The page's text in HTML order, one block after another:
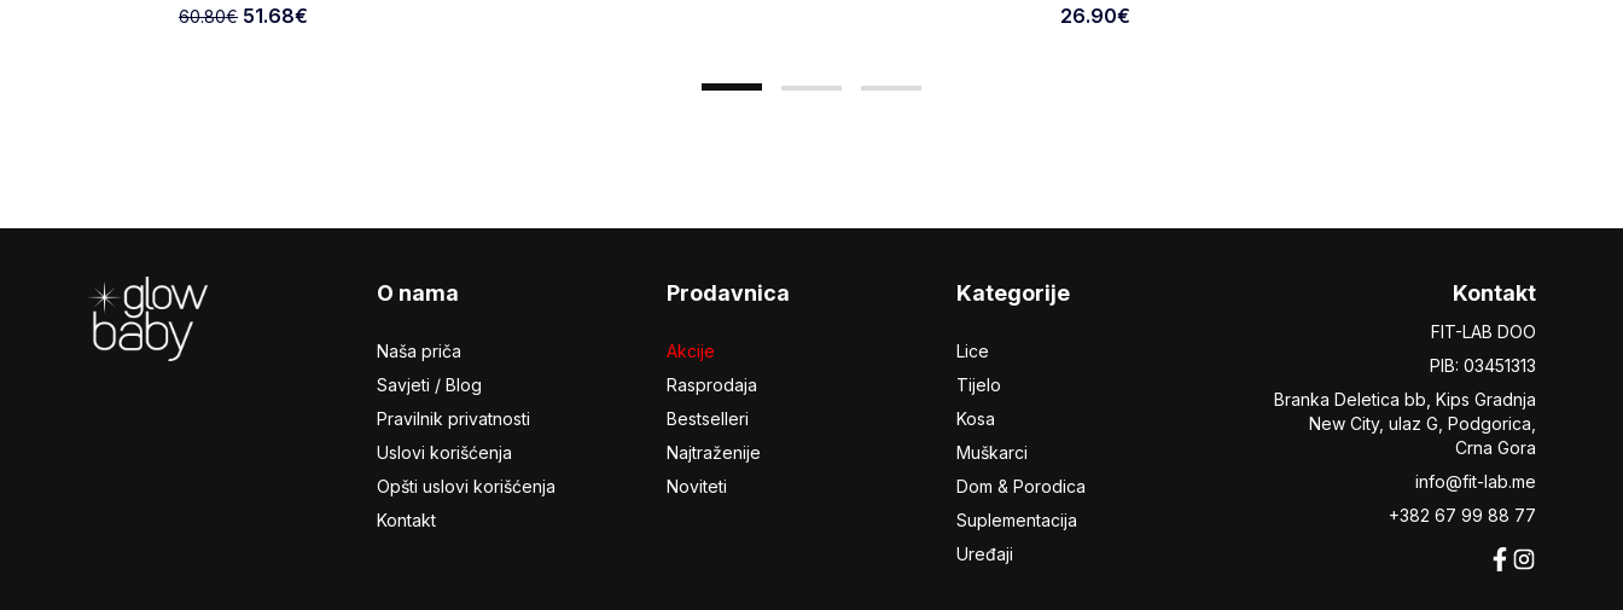
60.80€ 51.68€
26.90€
O nama
Naša priča
Savjeti / Blog
Pravilnik privatnosti
Uslovi korišćenja
Opšti uslovi korišćenja
Kontakt
Prodavnica
Akcije
Rasprodaja
Bestselleri
Najtraženije
Noviteti
Kategorije
Lice
Tijelo
Kosa
Muškarci
Dom & Porodica
Suplementacija
Uređaji
Kontakt
FIT-LAB DOO
PIB: 03451313
Branka Deletica bb, Kips Gradnja
New City, ulaz G, Podgorica,
Crna Gora
info@fit-lab.me
+382 67 99 88 77